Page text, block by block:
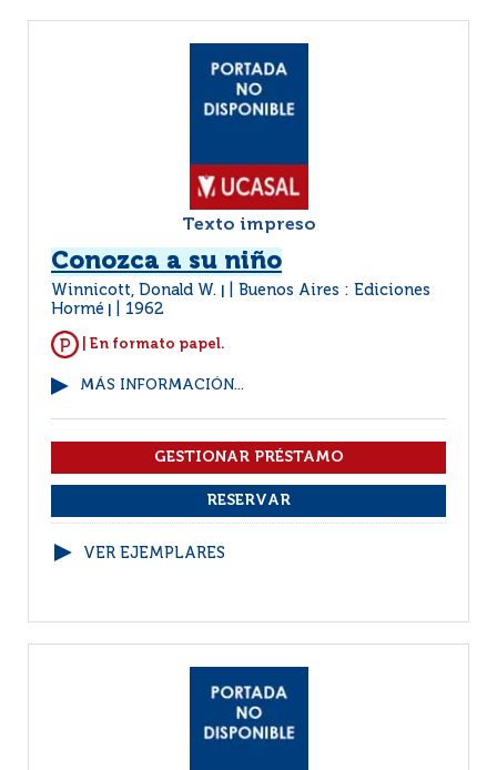
Texto impreso
Conozca a su niño
Winnicott, Donald W.
Buenos Aires : Ediciones
Hormé
1962
| En formato papel.
MÁS INFORMACIÓN...
VER EJEMPLARES